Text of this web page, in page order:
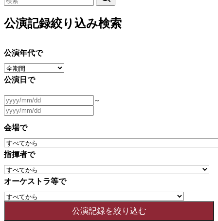
公演記録絞り込み検索
公演年代で
公演日で
～
会場で
指揮者で
オーケストラ等で